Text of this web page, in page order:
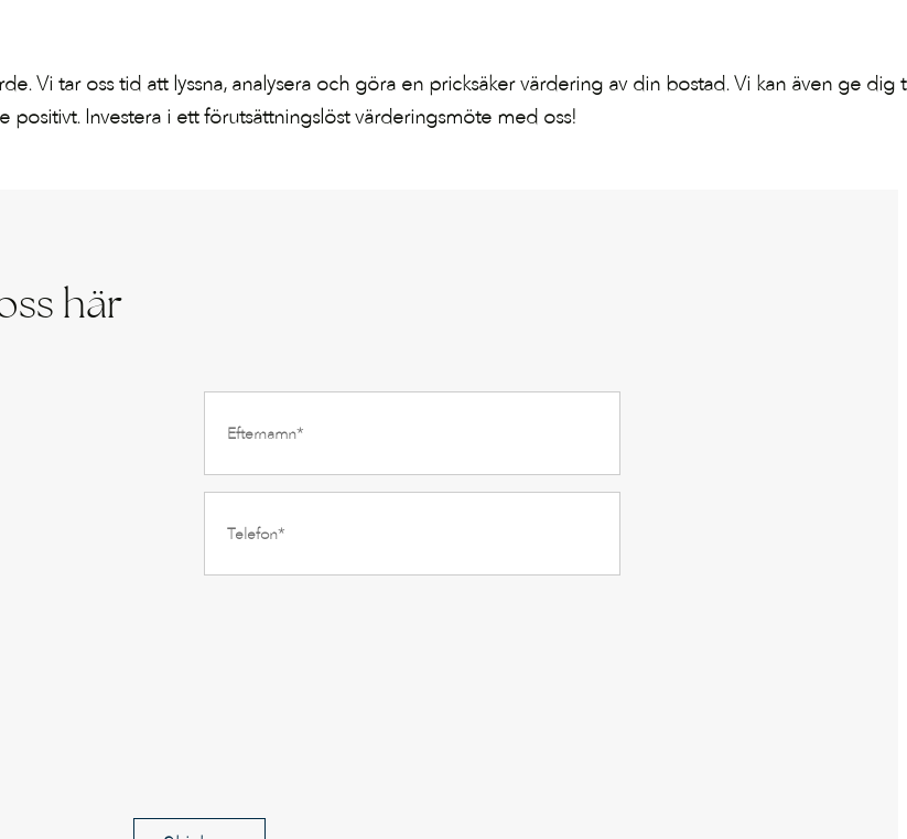
Vi tar oss tid att lyssna, analysera och göra en pricksäker värdering av din bostad. Vi kan även ge dig
Investera i ett förutsättningslöst värderingsmöte med oss!
här